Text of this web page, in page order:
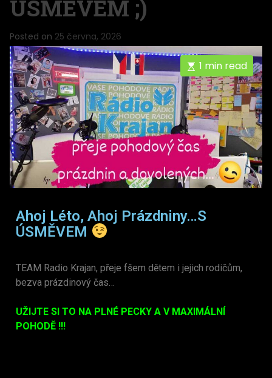
ÚSMĚVEM ;)
Posted on 25 června, 2026
1 min read
Ahoj Léto, Ahoj Prázdniny…S
ÚSMĚVEM
TEAM Radio Krajan, přeje fšem dětem i jejich rodičům,
bezva prázdinový čas…
UŽIJTE SI TO NA PLNÉ PECKY A V MAXIMÁLNÍ
POHODĚ !!!